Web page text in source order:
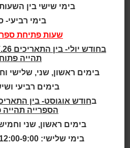
דודו
המשפחה עם דודו ארז
מופעים לילדים ולנוער
בימי שישי בין השעות 12:45-
בימי רביעי-
שעות פתיחת
תהייה
בימים ראשון, שני, שלישי וחמישי:
בימים רביעי
ב
הספרייה
בימים ראשון, שני וחמישי: 18:45-
בימי שלישי: 12:00-9:00, 18:45-14:00